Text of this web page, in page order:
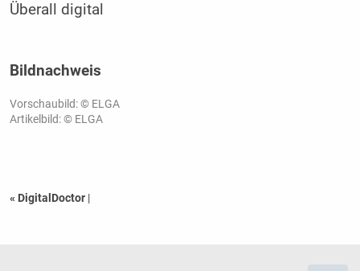
Überall digital
Bildnachweis
Vorschaubild: © ELGA
Artikelbild: © ELGA
« DigitalDoctor |